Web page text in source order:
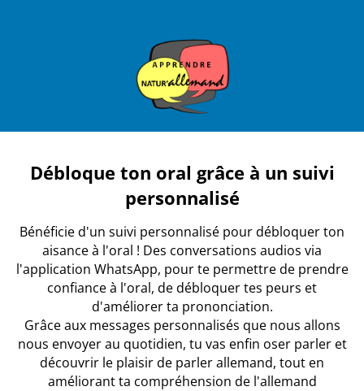
Débloque ton oral grâce à un suivi
personnalisé
Bénéficie d'un suivi personnalisé pour débloquer ton
aisance à l'oral ! Des conversations audios via
l'application WhatsApp, pour te permettre de prendre
confiance à l'oral, de débloquer tes peurs et
d'améliorer ta prononciation.
Grâce aux messages personnalisés que nous allons
nous envoyer au quotidien, tu vas enfin oser parler et
découvrir le plaisir de parler allemand, tout en
améliorant ta compréhension de l'allemand